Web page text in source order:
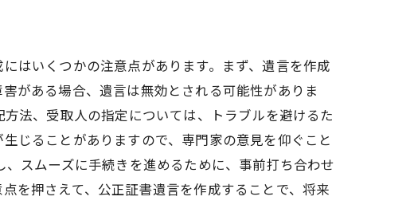
はいくつかの注意点があります。まず、遺言を作成
がある場合、遺言は無効とされる可能性がありま
法、受取人の指定については、トラブルを避けるた
じることがありますので、専門家の意見を仰ぐこと
スムーズに手続きを進めるために、事前打ち合わせ
を押さえて、公正証書遺言を作成することで、将来